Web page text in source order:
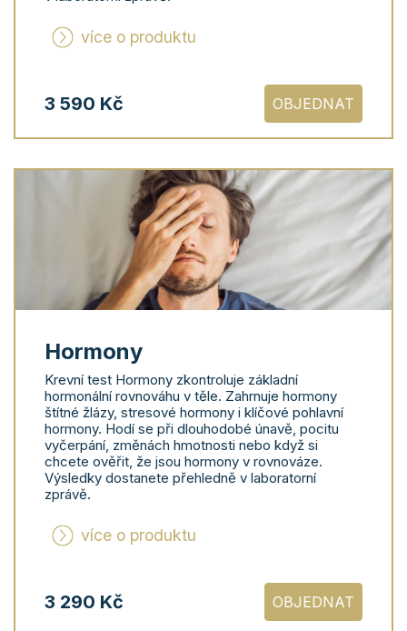
více o produktu
3 590 Kč OBJEDNAT
Hormony
Krevní test Hormony zkontroluje základní
hormonální rovnováhu v těle. Zahrnuje hormony
štítné žlázy, stresové hormony i klíčové pohlavní
hormony. Hodí se při dlouhodobé únavě, pocitu
vyčerpání, změnách hmotnosti nebo když si
chcete ověřit, že jsou hormony v rovnováze.
Výsledky dostanete přehledně v laboratorní
zprávě.
více o produktu
3 290 Kč OBJEDNAT